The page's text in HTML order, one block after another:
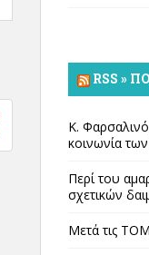
RSS »
Κ.
κοινωνία
Περί του
σχετικών
Μετά τις